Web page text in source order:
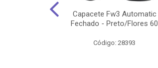
Capacete Fw3 Automatic
Fechado - Preto/Flores 60
Código: 28393